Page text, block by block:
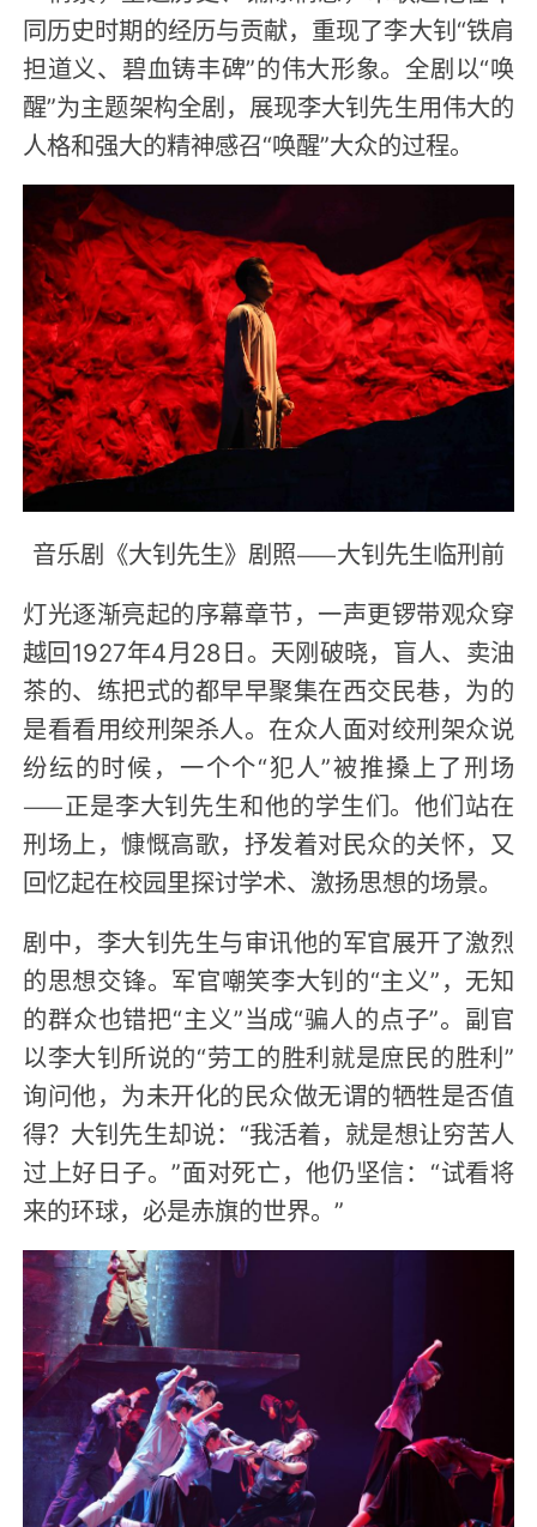
同历史时期的经历与贡献，重现了李大钊“铁肩
担道义、碧血铸丰碑”的伟大形象。全剧以“唤
醒”为主题架构全剧，展现李大钊先生用伟大的
人格和强大的精神感召“唤醒”大众的过程。
音乐剧《大钊先生》剧照——大钊先生临刑前
灯光逐渐亮起的序幕章节，一声更锣带观众穿
越回1927年4月28日。天刚破晓，盲人、卖油
茶的、练把式的都早早聚集在西交民巷，为的
是看看用绞刑架杀人。在众人面对绞刑架众说
纷纭的时候，一个个“犯人”被推搡上了刑场
——正是李大钊先生和他的学生们。他们站在
刑场上，慷慨高歌，抒发着对民众的关怀，又
回忆起在校园里探讨学术、激扬思想的场景。
剧中，李大钊先生与审讯他的军官展开了激烈
的思想交锋。军官嘲笑李大钊的“主义”，无知
的群众也错把“主义”当成“骗人的点子”。副官
以李大钊所说的“劳工的胜利就是庶民的胜利”
询问他，为未开化的民众做无谓的牺牲是否值
得？大钊先生却说：“我活着，就是想让穷苦人
过上好日子。”面对死亡，他仍坚信：“试看将
来的环球，必是赤旗的世界。”